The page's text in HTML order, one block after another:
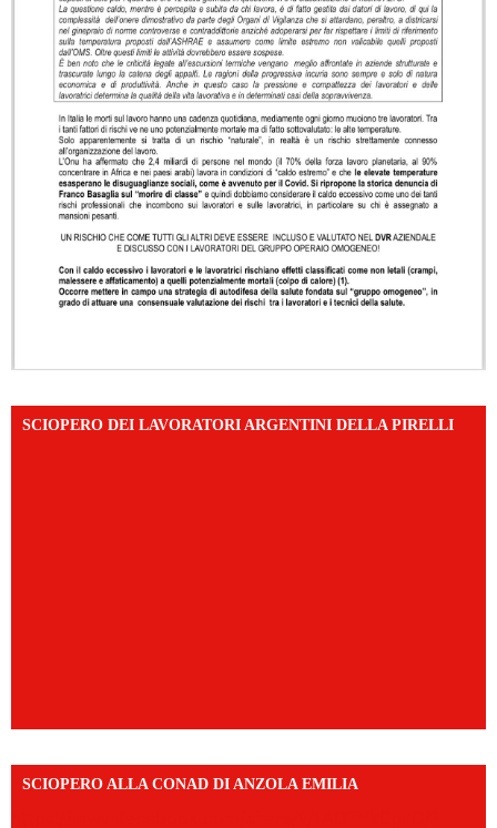
SCIOPERO DEI LAVORATORI ARGENTINI DELLA PIRELLI
SCIOPERO ALLA CONAD DI ANZOLA EMILIA